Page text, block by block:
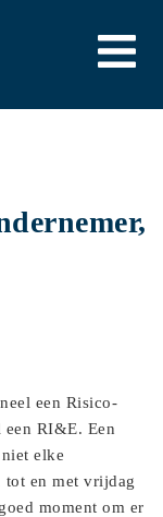
een Risico-
RI&E. Een
elke
tot en met vrijdag
moment om er